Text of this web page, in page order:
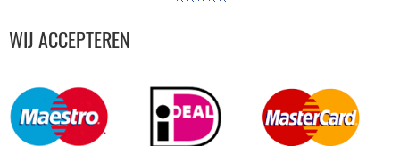
WIJ ACCEPTEREN